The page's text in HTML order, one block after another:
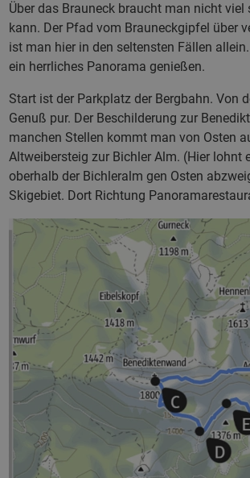
Über das Brauneck braucht man nicht
kann. Der Pfad vom Brauneckgipfel über
ist man hier in den seltensten Fällen
ein herrliches Panorama genießen.
Start ist der Parkplatz der Bergbahn. Von
Genuß pur. Der Beschilderung zur
manchen Stellen kommt man von Osten
Altweibersteig zur Bichler Alm. (Hier
oberhalb der Bichleralm gen Osten
Skigebiet. Dort Richtung